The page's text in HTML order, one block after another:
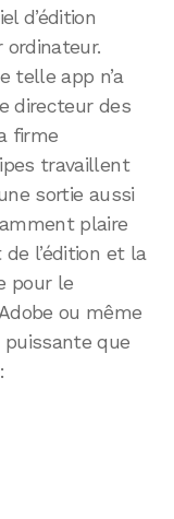
d’édition
ordinateur.
telle app n’a
directeur des
firme
travaillent
sortie aussi
plaire
l’édition et la
pour le
ou même
puissante que